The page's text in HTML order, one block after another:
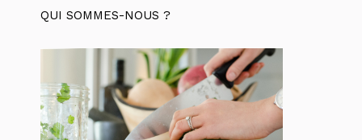
QUI SOMMES-NOUS ?